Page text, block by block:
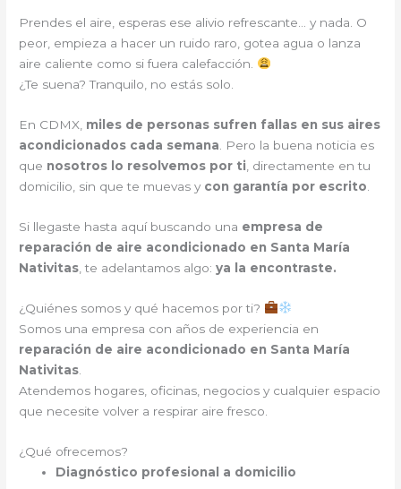
Prendes el aire, esperas ese alivio refrescante… y nada. O
peor, empieza a hacer un ruido raro, gotea agua o lanza
aire caliente como si fuera calefacción.
¿Te suena? Tranquilo, no estás solo.
En CDMX, miles de personas sufren fallas en sus aires
acondicionados cada semana . Pero la buena noticia es
que nosotros lo resolvemos por ti , directamente en tu
domicilio, sin que te muevas y con garantía por escrito
Si llegaste hasta aquí buscando una empresa de
reparación de aire acondicionado en Santa María
Nativitas , te adelantamos algo:ya la encontraste.
¿Quiénes somos y qué hacemos por ti?
Somos una empresa con años de experiencia en
reparación de aire acondicionado en Santa María
Nativitas
Atendemos hogares, oficinas, negocios y cualquier espacio
que necesite volver a respirar aire fresco.
¿Qué ofrecemos?
Diagnóstico profesional a domicilio